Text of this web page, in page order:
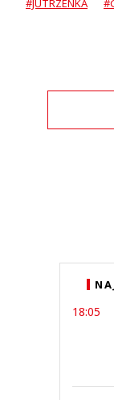
#JUTRZENKA
18:05